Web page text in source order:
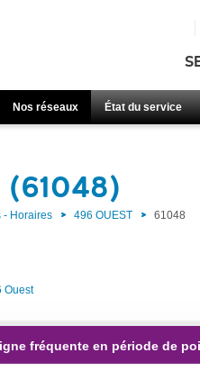
Nos réseaux État du service
(61048)
- Horaires 496 OUEST 61048
Ouest
fréquente en période de